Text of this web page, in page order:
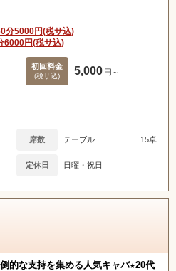
分5000円(税サ込)
6000円(税サ込)
初回料金
(税サ込) 5,000 円～
席数 テーブル 15卓
定休日 日曜・祝日
的な支持を集める人気キャバ★20代